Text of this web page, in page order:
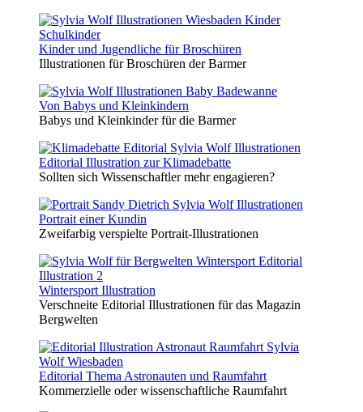
Kinder und Jugendliche für Broschüren
Illustrationen für Broschüren der Barmer
Von Babys und Kleinkindern
Babys und Kleinkinder für die Barmer
Editorial Illustration zur Klimadebatte
Sollten sich Wissenschaftler mehr engagieren?
Portrait einer Kundin
Zweifarbig verspielte Portrait-Illustrationen
Wintersport Illustration
Verschneite Editorial Illustrationen für das Magazin
Bergwelten
Editorial Thema Astronauten und Raumfahrt
Kommerzielle oder wissenschaftliche Raumfahrt